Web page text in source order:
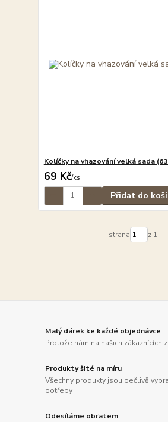
Kolíčky na vhazování velká sada
69 Kč/ks
Přidat do
strana z 1
Malý dárek ke každé objednávce
Protože nám na našich zákaznících
Produkty šité na míru
Všechny produkty jsou pečlivě
potřeby
Odesíláme obratem